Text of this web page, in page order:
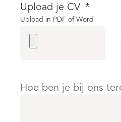
Upload je CV *
Upload in PDF of Word
Hoe ben je bij ons